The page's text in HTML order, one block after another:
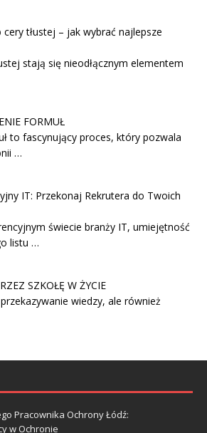
tłustej – jak wybrać najlepsze
stają się nieodłącznym elementem
FORMUŁ
to fascynujący proces, który pozwala
…
IT: Przekonaj Rekrutera do Twoich
świecie branży IT, umiejętność
listu …
SZKOŁĘ W ŻYCIE
wiedzy, ale również
Pracownika Ochrony Łódź:
w Ochronie